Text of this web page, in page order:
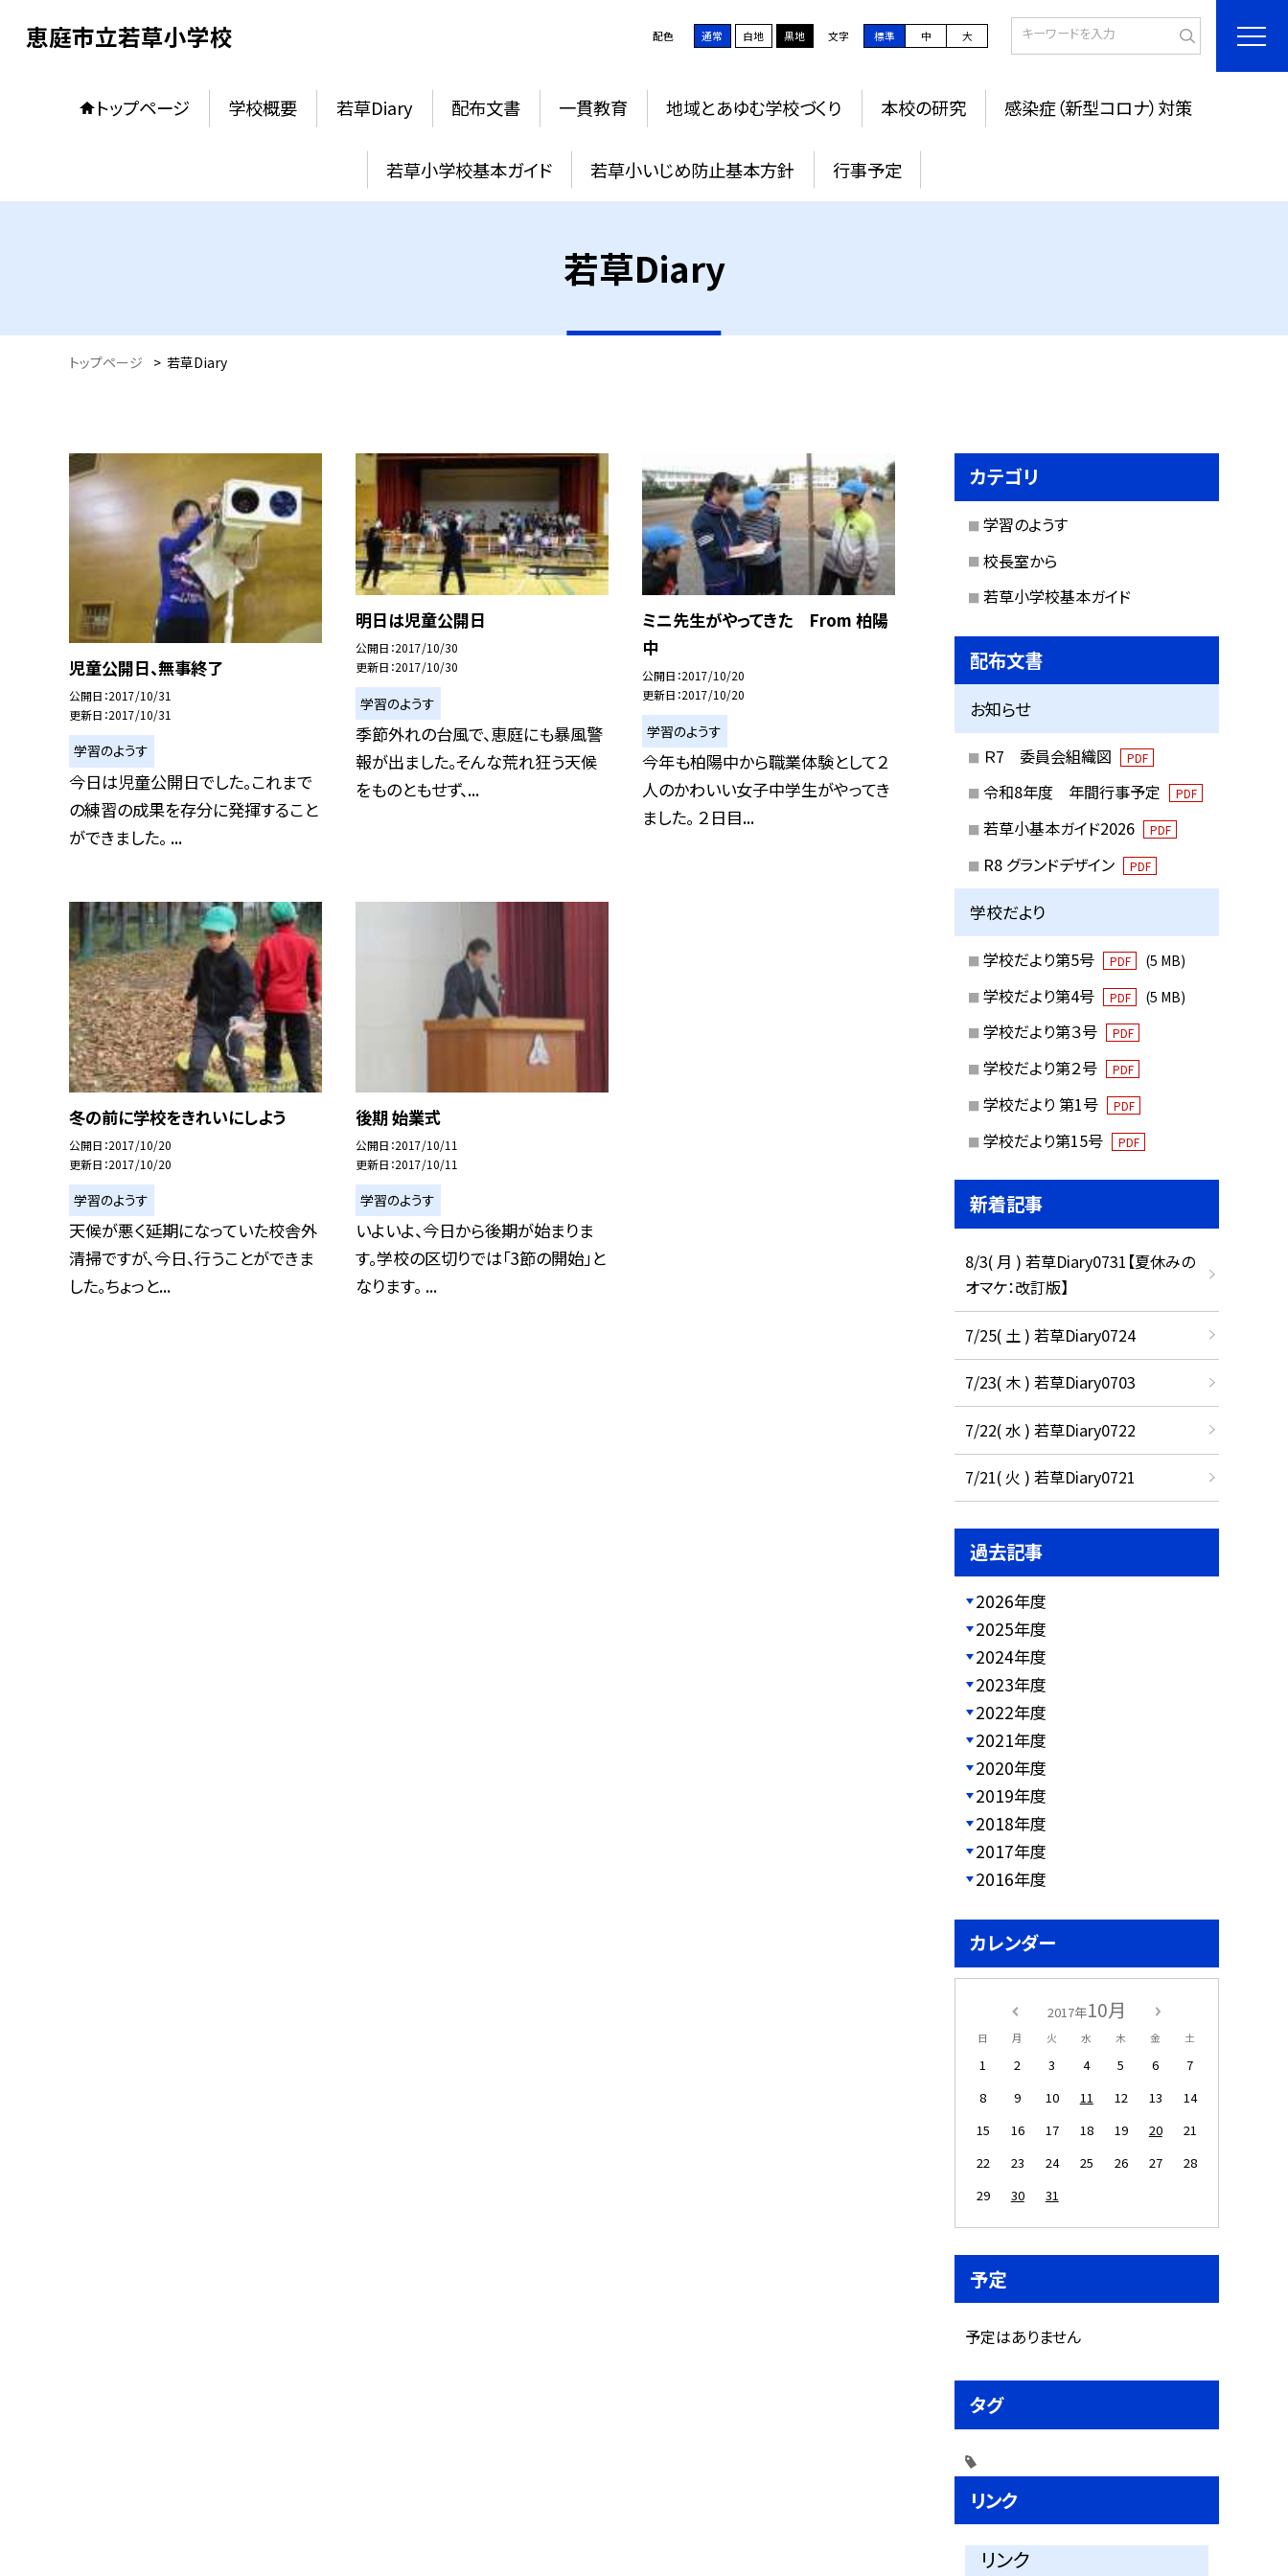
恵庭市立若草小学校 配色 通常 白地 黒地 文字 標準 中 大
トップページ 学校概要 若草Diary 配布文書 一貫教育 地域とあゆむ学校づくり 本校の研究 感染症（新型コロナ）対策
若草小学校基本ガイド 若草小いじめ防止基本方針 行事予定
若草Diary
トップページ > 若草Diary
児童公開日、無事終了
公開日 2017/10/31
更新日 2017/10/31
学習のようす
今日は児童公開日でした。これまで
の練習の成果を存分に発揮すること
ができました。 ...
明日は児童公開日
公開日 2017/10/30
更新日 2017/10/30
学習のようす
季節外れの台風で、恵庭にも暴風警
報が出ました。そんな荒れ狂う天候
をものともせず、...
ミニ先生がやってきた From 柏陽
中
公開日 2017/10/20
更新日 2017/10/20
学習のようす
今年も柏陽中から職業体験として２
人のかわいい女子中学生がやってき
ました。 ２日目...
冬の前に学校をきれいにしよう
公開日 2017/10/20
更新日 2017/10/20
学習のようす
天候が悪く延期になっていた校舎外
清掃ですが、今日、行うことができま
した。ちょっと...
後期 始業式
公開日 2017/10/11
更新日 2017/10/11
学習のようす
いよいよ、今日から後期が始まりま
す。学校の区切りでは「3節の開始」と
なります。 ...
カテゴリ
学習のようす
校長室から
若草小学校基本ガイド
配布文書
お知らせ
Ｒ7 委員会組織図 PDF
令和8年度 年間行事予定 PDF
若草小基本ガイド2026 PDF
R8 グランドデザイン PDF
学校だより
学校だより第5号 PDF (5 MB)
学校だより第4号 PDF (5 MB)
学校だより第３号 PDF
学校だより第２号 PDF
学校だより 第1号 PDF
学校だより第15号 PDF
新着記事
8/3( 月 ) 若草Diary0731【夏休みの
オマケ：改訂版】
7/25( 土 ) 若草Diary0724
7/23( 木 ) 若草Diary0703
7/22( 水 ) 若草Diary0722
7/21( 火 ) 若草Diary0721
過去記事
2026年度
2025年度
2024年度
2023年度
2022年度
2021年度
2020年度
2019年度
2018年度
2017年度
2016年度
カレンダー
2017年10月
日 月 火 水 木 金 土
1 2 3 4 5 6
7
8
9 10 11 12 13
14
15
16 17 18 19 20
21
22
23 24 25 26 27
28
29
30 31
予定
予定はありません
タグ
リンク
リンク